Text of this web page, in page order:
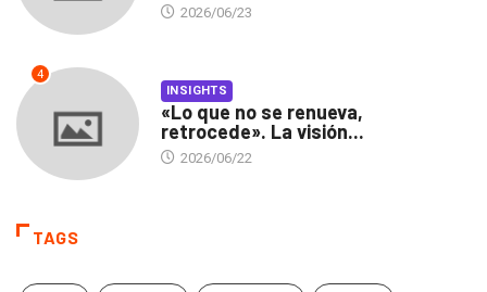
2026/06/23
4
INSIGHTS
«Lo que no se renueva,
retrocede». La visión...
2026/06/22
TAGS